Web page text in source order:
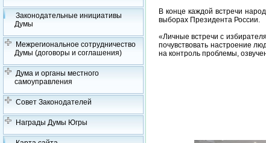
Законодательные инициативы
Думы
Межрегиональное сотрудничество
Думы (договоры и соглашения)
Дума и органы местного
самоуправления
Совет Законодателей
Награды Думы Югры
В конце каждой встречи
выборах Президента России.
«Личные встречи с
почувствовать настроение
на контроль проблемы,